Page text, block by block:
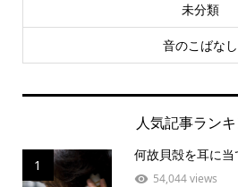
未分類
音のこばなし
人気記事ラン
1
何故貝殻を耳に当
54,044 views